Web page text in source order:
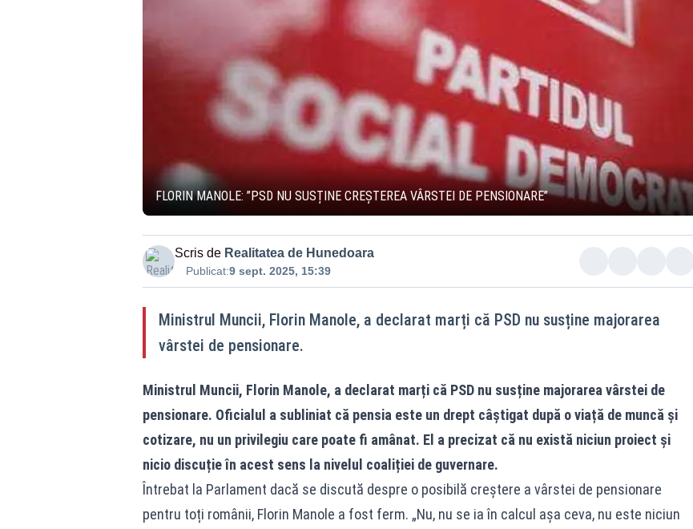
FLORIN MANOLE: ”PSD NU SUSȚINE CREȘTEREA VÂRSTEI DE PENSIONARE”
Scris de Realitatea de Hunedoara
Publicat:9 sept. 2025, 15:39
Ministrul Muncii, Florin Manole, a declarat marți că PSD nu susține majorarea
vârstei de pensionare.
Ministrul Muncii, Florin Manole, a declarat marți că PSD nu susține majorarea vârstei de
pensionare. Oficialul a subliniat că pensia este un drept câștigat după o viață de muncă și
cotizare, nu un privilegiu care poate fi amânat. El a precizat că nu există niciun proiect și
nicio discuție în acest sens la nivelul coaliției de guvernare.
Întrebat la Parlament dacă se discută despre o posibilă creștere a vârstei de pensionare
pentru toți românii, Florin Manole a fost ferm. „Nu, nu se ia în calcul așa ceva, nu este niciun